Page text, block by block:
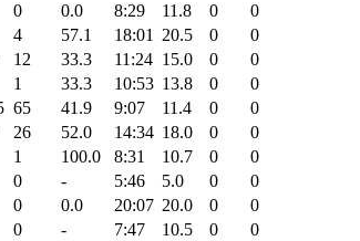
0 0.0 8:29 11.8 0
0
4 57.1 18:01 20.5 0
0
12 33.3 11:24 15.0 0
0
1 33.3 10:53 13.8 0
0
65 41.9 9:07 11.4 0
0
26 52.0 14:34 18.0 0
0
1 100.0 8:31 10.7 0
0
0 - 5:46 5.0 0
0
0 0.0 20:07 20.0 0
0
0 - 7:47 10.5 0
0